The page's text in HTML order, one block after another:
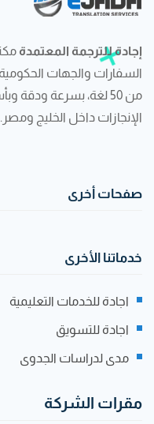
إجادة للترجمة المعتمدة
السفارات والجهات
من 50 لغة، بسرعة
الإنجازات داخل الخليج ومصر.
صفحات أخرى
خدماتنا الأخرى
اجادة للخدمات التعليمية
اجادة للتسويق
مدى لدراسات الجدوى
مقرات الشركة